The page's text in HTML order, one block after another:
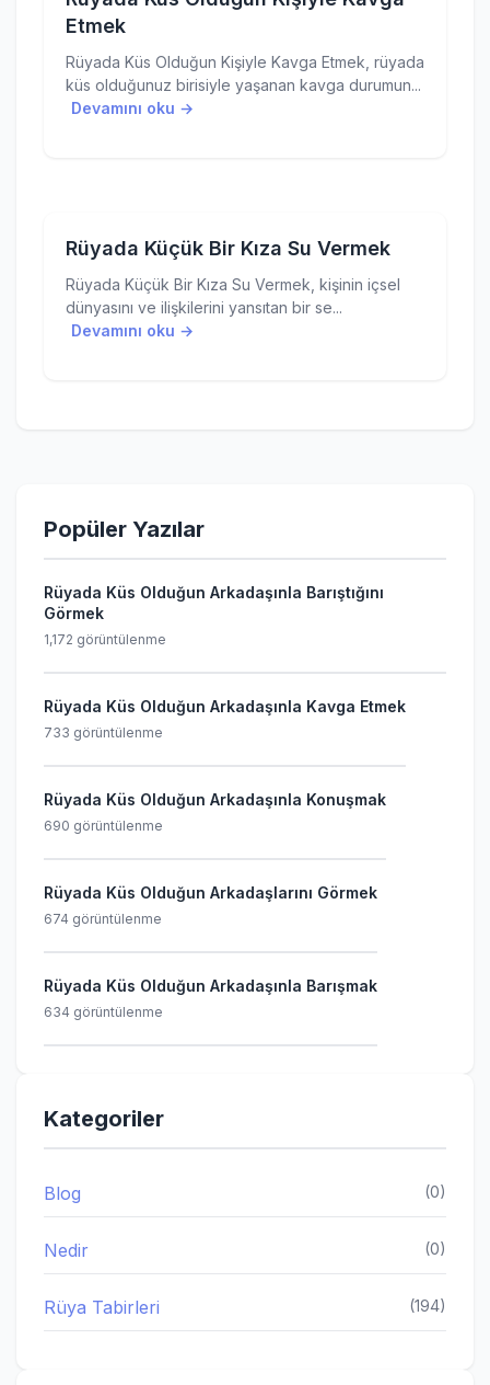
Etmek
Rüyada Küs Olduğun Kişiyle Kavga Etmek, rüyada
küs olduğunuz birisiyle yaşanan kavga durumun...
Devamını oku →
Rüyada Küçük Bir Kıza Su Vermek
Rüyada Küçük Bir Kıza Su Vermek, kişinin içsel
dünyasını ve ilişkilerini yansıtan bir se...
Devamını oku →
Popüler Yazılar
Rüyada Küs Olduğun Arkadaşınla Barıştığını
Görmek
1,172 görüntülenme
Rüyada Küs Olduğun Arkadaşınla Kavga Etmek
733 görüntülenme
Rüyada Küs Olduğun Arkadaşınla Konuşmak
690 görüntülenme
Rüyada Küs Olduğun Arkadaşlarını Görmek
674 görüntülenme
Rüyada Küs Olduğun Arkadaşınla Barışmak
634 görüntülenme
Kategoriler
Blog (0)
Nedir (0)
Rüya Tabirleri (194)